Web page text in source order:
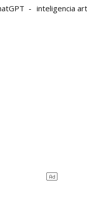
inteligencia